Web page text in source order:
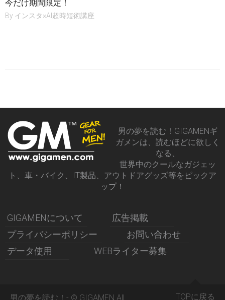
今だけ期間限定！
By インスタ×AI超時短術講座
男の夢を読む！GIGAMENギ
ガメンは、読むほどに欲しく
なる、
世界中のクールなガジェッ
ト、車・バイク、IT製品、アウトドアグッズ等をピックア
ップ！
GIGAMENについて
広告掲載
プライバシーポリシー
お問い合わせ
データ使用
WEBライター募集
男の夢を読む！- © GIGAMEN All TOPに戻る